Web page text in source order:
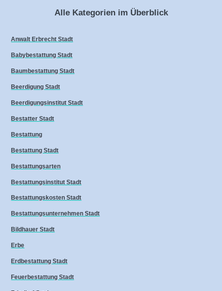
Alle Kategorien im Überblick
Anwalt Erbrecht Stadt
Babybestattung Stadt
Baumbestattung Stadt
Beerdigung Stadt
Beerdigungsinstitut Stadt
Bestatter Stadt
Bestattung
Bestattung Stadt
Bestattungsarten
Bestattungsinstitut Stadt
Bestattungskosten Stadt
Bestattungsunternehmen Stadt
Bildhauer Stadt
Erbe
Erdbestattung Stadt
Feuerbestattung Stadt